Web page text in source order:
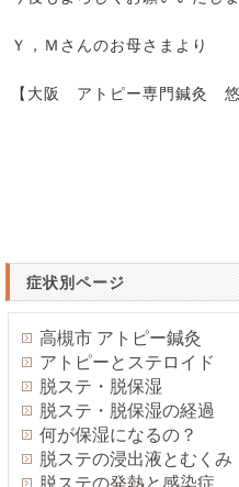
Ｙ，Ｍさんのお母さまより
【大阪 アトピー専門鍼灸
症状別ページ
高槻市 アトピー鍼灸
アトピーとステロイド
脱ステ・脱保湿
脱ステ・脱保湿の経過
何が保湿になるの？
脱ステの浸出液とむくみ
脱ステの発熱と感染症